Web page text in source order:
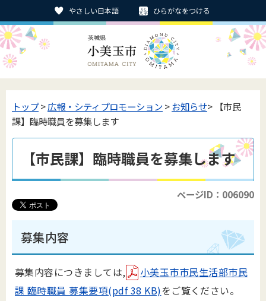
やさしい日本語 ひらがなをつける
トップ>広報・シティプロモーション>お知らせ> 【市民
課】臨時職員を募集します
【市民課】臨時職員を募集します
ページID：006090
募集内容
募集内容につきましては,
小美玉市市民生活部市民
課 臨時職員 募集要項(pdf 38 KB)をご覧ください。